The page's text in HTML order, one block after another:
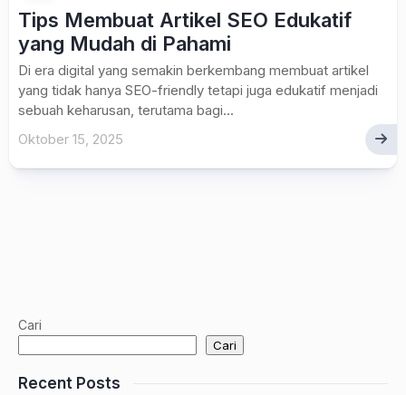
Tips Membuat Artikel SEO Edukatif
yang Mudah di Pahami
Di era digital yang semakin berkembang membuat artikel
yang tidak hanya SEO-friendly tetapi juga edukatif menjadi
sebuah keharusan, terutama bagi...
Oktober 15, 2025
Cari
Cari
Recent Posts